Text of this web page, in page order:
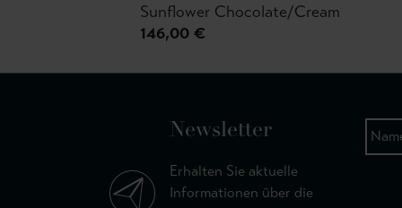
Sunflower Chocolate/Cream
146,00 €
Newsletter
Erhalten Sie aktuelle
Informationen über die